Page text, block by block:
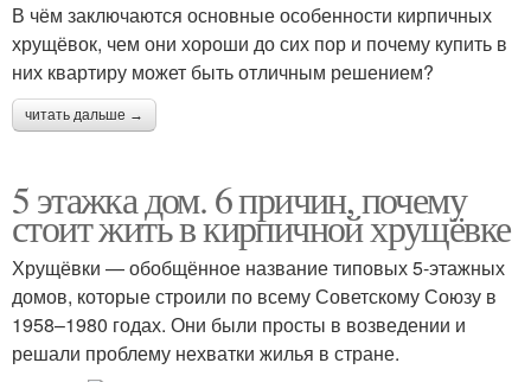
В чём заключаются основные особенности кирпичных
хрущёвок, чем они хороши до сих пор и почему купить в
них квартиру может быть отличным решением?
читать дальше →
5 этажка дом. 6 причин, почему
стоит жить в кирпичной хрущёвке
Хрущёвки — обобщённое название типовых 5-этажных
домов, которые строили по всему Советскому Союзу в
1958–1980 годах. Они были просты в возведении и
решали проблему нехватки жилья в стране.